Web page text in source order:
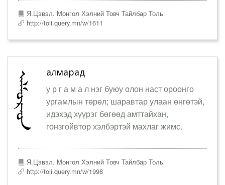
Я.Цэвэл. Монгол Хэлний Товч Тайлбар Толь
http://toli.query.mn/w/1611
алмарад
у р г а м а л нэг буюу олон наст ороонго
ургамлын төрөл; шаравтар улаан өнгөтэй,
идэхэд хүүрэг бөгөөд амттайхан,
гонзгойвтор хэлбэртэй махлаг жимс.
Я.Цэвэл. Монгол Хэлний Товч Тайлбар Толь
http://toli.query.mn/w/1998